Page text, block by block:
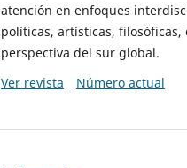
atención en enfoques
políticas, artísticas,
perspectiva del sur global.
Ver revista
Número actual